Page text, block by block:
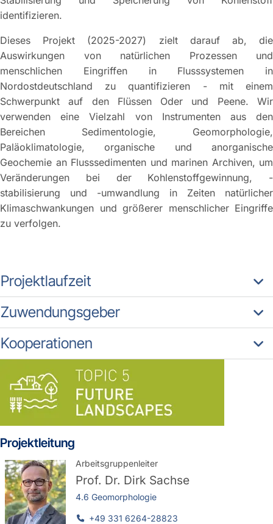
identifizieren.
Dieses Projekt (2025-2027) zielt darauf ab, die
Auswirkungen von natürlichen Prozessen und
menschlichen Eingriffen in Flusssystemen in
Nordostdeutschland zu quantifizieren - mit einem
Schwerpunkt auf den Flüssen Oder und Peene. Wir
verwenden eine Vielzahl von Instrumenten aus den
Bereichen Sedimentologie, Geomorphologie,
Paläoklimatologie, organische und anorganische
Geochemie an Flusssedimenten und marinen Archiven, um
Veränderungen bei der Kohlenstoffgewinnung, -
stabilisierung und -umwandlung in Zeiten natürlicher
Klimaschwankungen und größerer menschlicher Eingriffe
zu verfolgen.
Projektlaufzeit
Zuwendungsgeber
Kooperationen
Projektleitung
Arbeitsgruppenleiter
Prof. Dr. Dirk Sachse
4.6 Geomorphologie
+49 331 6264-28823